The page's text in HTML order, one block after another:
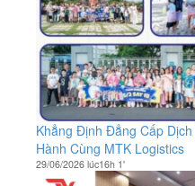
Khẳng Định Đẳng Cấp
Hành Cùng MTK Logistics
29/06/2026 lúc16h 1'